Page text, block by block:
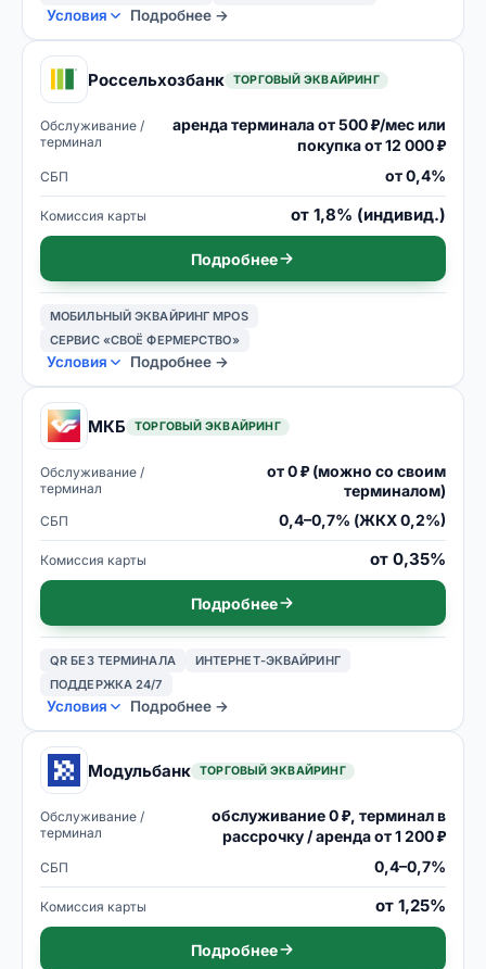
Условия Подробнее →
Россельхозбанк ТОРГОВЫЙ ЭКВАЙРИНГ
Обслуживание /
терминал
аренда терминала от 500 ₽/мес или
покупка от 12 000 ₽
СБП от 0,4%
Комиссия карты от 1,8% (индивид.)
Подробнее
МОБИЛЬНЫЙ ЭКВАЙРИНГ MPOS
СЕРВИС «СВОЁ ФЕРМЕРСТВО»
Условия Подробнее →
МКБ ТОРГОВЫЙ ЭКВАЙРИНГ
Обслуживание /
терминал
от 0 ₽ (можно со своим
терминалом)
СБП 0,4–0,7% (ЖКХ 0,2%)
Комиссия карты от 0,35%
Подробнее
QR БЕЗ ТЕРМИНАЛА
ИНТЕРНЕТ-ЭКВАЙРИНГ
ПОДДЕРЖКА 24/7
Условия Подробнее →
Модульбанк ТОРГОВЫЙ ЭКВАЙРИНГ
Обслуживание /
терминал
обслуживание 0 ₽, терминал в
рассрочку / аренда от 1 200 ₽
СБП 0,4–0,7%
Комиссия карты от 1,25%
Подробнее